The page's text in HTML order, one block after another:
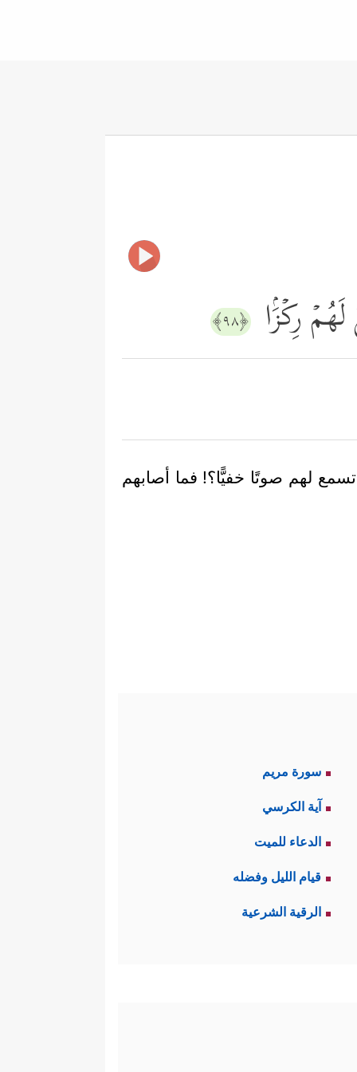
رِكۡزَۢا ﴿٩٨﴾
لهم صوتًا خفيًّا؟! فما أصابهم
سورة مريم
آية الكرسي
الدعاء للميت
قيام الليل وفضله
الرقية الشرعية